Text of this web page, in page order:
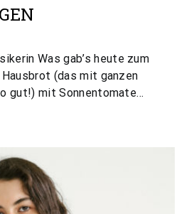
Was gab’s heute zum
Hausbrot (das mit ganzen
gut!) mit Sonnentomate…